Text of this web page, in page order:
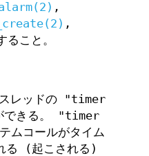
,
,
ること。
レッドの "timer
できる。 "timer
コールがタイム
る (起こされる)